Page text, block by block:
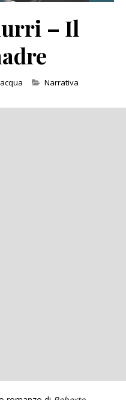
– Il
Categories
Narrativa